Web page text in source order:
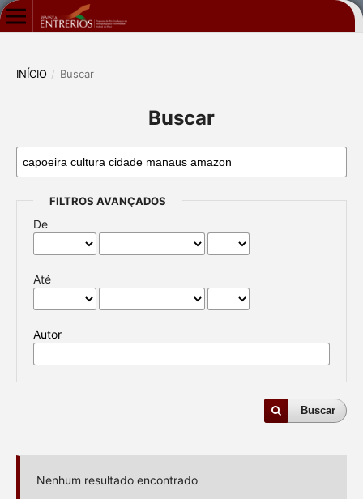
INÍCIO / Buscar
Buscar
FILTROS AVANÇADOS
De
Até
Autor
Buscar
Nenhum resultado encontrado